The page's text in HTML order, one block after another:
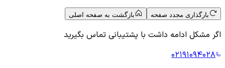
بارگذاری مجدد صفحه بازگشت به صفحه اصلی
اگر مشکل ادامه داشت با پشتیبانی تماس بگیرید
۰۲۱۹۱۰۹۴۰۲۸